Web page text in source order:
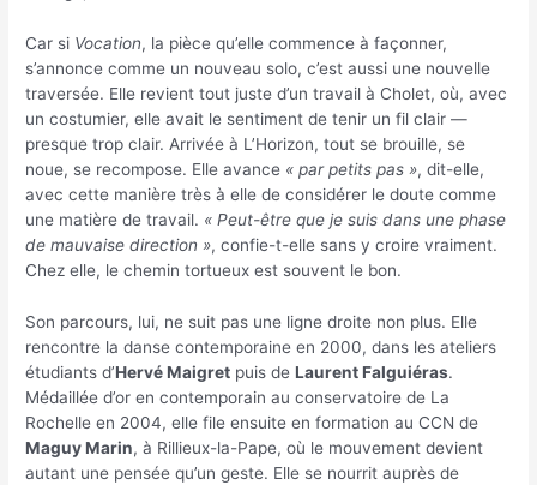
Car si Vocation, la pièce qu’elle commence à façonner,
s’annonce comme un nouveau solo, c’est aussi une nouvelle
traversée. Elle revient tout juste d’un travail à Cholet, où, avec
un costumier, elle avait le sentiment de tenir un fil clair —
presque trop clair. Arrivée à L’Horizon, tout se brouille, se
noue, se recompose. Elle avance « par petits pas », dit-elle,
avec cette manière très à elle de considérer le doute comme
une matière de travail. « Peut-être que je suis dans une phase
de mauvaise direction », confie-t-elle sans y croire vraiment.
Chez elle, le chemin tortueux est souvent le bon.
Son parcours, lui, ne suit pas une ligne droite non plus. Elle
rencontre la danse contemporaine en 2000, dans les ateliers
étudiants d’Hervé Maigret puis deLaurent Falguiéras.
Médaillée d’or en contemporain au conservatoire de La
Rochelle en 2004, elle file ensuite en formation au CCN de
Maguy Marin, à Rillieux-la-Pape, où le mouvement devient
autant une pensée qu’un geste. Elle se nourrit auprès de